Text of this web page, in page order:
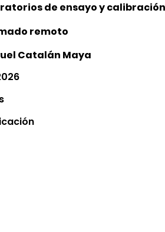
de ensayo y
remoto
Catalán Maya